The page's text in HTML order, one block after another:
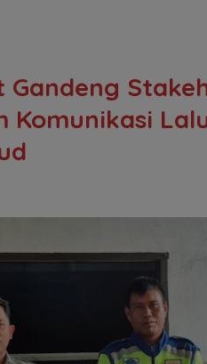
Gandeng
Komunikasi